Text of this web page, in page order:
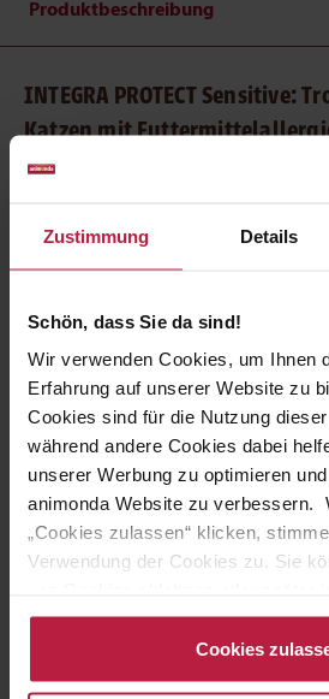
Zustimmung Details
Schön, dass Sie da sind!
Wir verwenden Cookies, um Ihnen
Erfahrung auf unserer Website zu
Cookies sind für die Nutzung
während andere Cookies dabei
unserer Werbung zu optimieren
animonda Website zu verbessern.
„Cookies zulassen“ klicken,
Verwendung der Cookies zu. Sie
Datenschutzseiteändern/
Cookiebot-Logo am linken unteren
Klick auf „Cookies zulassen“
Cookies
Produktbeschreibung
INTEGRA PROTECT Sensitive:
Katzen mit
INTEGRA PROTECT Sensitive
ist
unterstützt das Wohlbefinden von
das Trockenfutter die Symptome
Futtermittelallergie verschwinden
Trockenfutter ist im 300 g und im 1,2
INTEGRA PROTECT – Das
INTEGRA PROTECT wurde für die
kranker Katzen entwickelt und wird
INTEGRA PROTECT
chronische Niereninsuffizienz